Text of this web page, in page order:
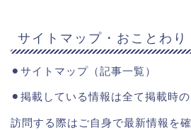
サイトマップ・おことわり
⚫︎ サイトマップ（記事一覧）
⚫︎掲載している情報は全て掲載時の
訪問する際はご自身で最新情報を